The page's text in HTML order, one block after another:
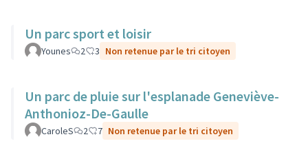
Un parc sport et loisir
Younes 2 3 Non retenue par le tri citoyen
Un parc de pluie sur l'esplanade Geneviève-
Anthonioz-De-Gaulle
CaroleS 2 7 Non retenue par le tri citoyen